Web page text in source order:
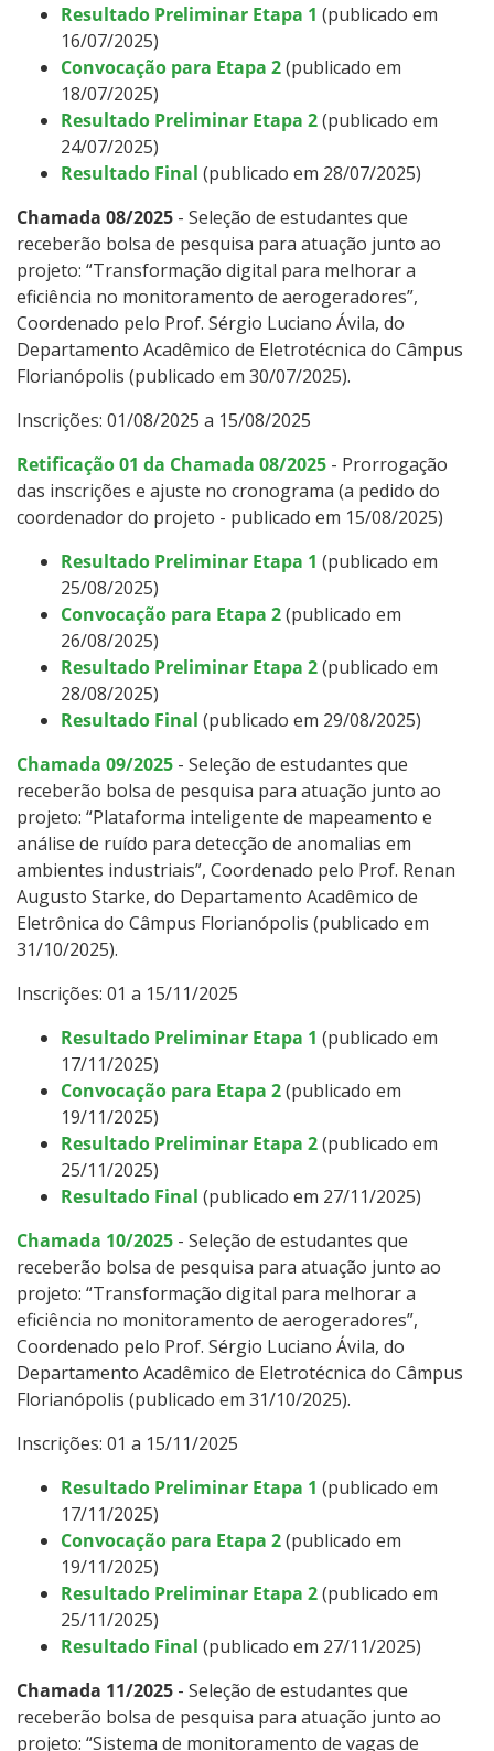
Resultado Preliminar Etapa 1 (publicado em
16/07/2025)
Convocação para Etapa 2(publicado em
18/07/2025)
Resultado Preliminar Etapa 2(publicado em
24/07/2025)
Resultado Final (publicado em 28/07/2025)
Chamada 08/2025 - Seleção de estudantes que
receberão bolsa de pesquisa para atuação junto ao
projeto: “Transformação digital para melhorar a
eficiência no monitoramento de aerogeradores”,
Coordenado pelo Prof. Sérgio Luciano Ávila, do
Departamento Acadêmico de Eletrotécnica do Câmpus
Florianópolis (publicado em 30/07/2025).
Inscrições: 01/08/2025 a 15/08/2025
Retificação 01 da Chamada 08/2025 - Prorrogação
das inscrições e ajuste no cronograma (a pedido do
coordenador do projeto - publicado em 15/08/2025)
Resultado Preliminar Etapa 1 (publicado em
25/08/2025)
Convocação para Etapa 2(publicado em
26/08/2025)
Resultado Preliminar Etapa 2(publicado em
28/08/2025)
Resultado Final (publicado em 29/08/2025)
Chamada 09/2025 - Seleção de estudantes que
receberão bolsa de pesquisa para atuação junto ao
projeto: “Plataforma inteligente de mapeamento e
análise de ruído para detecção de anomalias em
ambientes industriais”, Coordenado pelo Prof. Renan
Augusto Starke, do Departamento Acadêmico de
Eletrônica do Câmpus Florianópolis (publicado em
31/10/2025).
Inscrições: 01 a 15/11/2025
Resultado Preliminar Etapa 1 (publicado em
17/11/2025)
Convocação para Etapa 2(publicado em
19/11/2025)
Resultado Preliminar Etapa 2(publicado em
25/11/2025)
Resultado Final (publicado em 27/11/2025)
Chamada 10/2025 - Seleção de estudantes que
receberão bolsa de pesquisa para atuação junto ao
projeto: “Transformação digital para melhorar a
eficiência no monitoramento de aerogeradores”,
Coordenado pelo Prof. Sérgio Luciano Ávila, do
Departamento Acadêmico de Eletrotécnica do Câmpus
Florianópolis (publicado em 31/10/2025).
Inscrições: 01 a 15/11/2025
Resultado Preliminar Etapa 1 (publicado em
17/11/2025)
Convocação para Etapa 2(publicado em
19/11/2025)
Resultado Preliminar Etapa 2(publicado em
25/11/2025)
Resultado Final (publicado em 27/11/2025)
Chamada 11/2025 - Seleção de estudantes que
receberão bolsa de pesquisa para atuação junto ao
projeto: “Sistema de monitoramento de vagas de